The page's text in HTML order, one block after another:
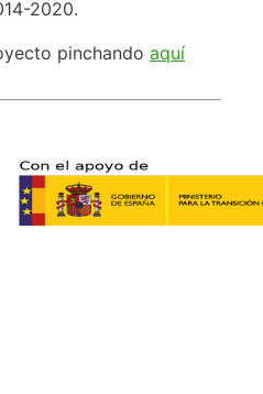
2020.
pinchando aquí